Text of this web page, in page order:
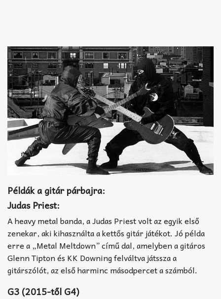
Példák a gitár párbajra:
Judas Priest:
A heavy metal banda, a Judas Priest volt az egyik első
zenekar, aki kihasználta a kettős gitár játékot. Jó példa
erre a „Metal Meltdown” című dal, amelyben a gitáros
Glenn Tipton és KK Downing felváltva játssza a
gitárszólót, az első harminc másodpercet a számból.
G3 (2015-től G4)